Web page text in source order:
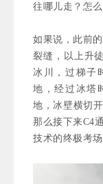
往哪儿走？怎
如果说，此前
裂缝，以上升
冰川，过梯子
地，经过冰塔
地，冰壁横切
那么接下来C4
技术的终极考场